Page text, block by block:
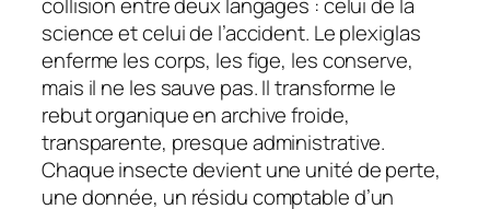
collision entre deux langages : celui de la
science et celui de l’accident. Le plexiglas
enferme les corps, les fige, les conserve,
mais il ne les sauve pas. Il transforme le
rebut organique en archive froide,
transparente, presque administrative.
Chaque insecte devient une unité de perte,
une donnée, un résidu comptable d’un